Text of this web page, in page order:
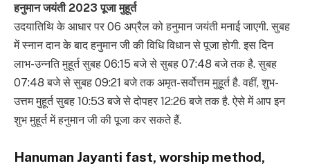
हनुमान जयंती 2023 पूजा मुहूर्त
उदयातिथि के आधार पर 06 अप्रैल को हनुमान जयंती मनाई जाएगी. सुबह
में स्नान दान के बाद हनुमान जी की विधि विधान से पूजा होगी. इस दिन
लाभ-उन्नति मुहूर्त सुबह 06:15 बजे से सुबह 07:48 बजे तक है. सुबह
07:48 बजे से सुबह 09:21 बजे तक अमृत-सर्वोत्तम मुहूर्त है. वहीं, शुभ-
उत्तम मुहूर्त सुबह 10:53 बजे से दोपहर 12:26 बजे तक है. ऐसे में आप इन
शुभ मुहूर्त में हनुमान जी की पूजा कर सकते हैं.
Hanuman Jayanti fast, worship method,